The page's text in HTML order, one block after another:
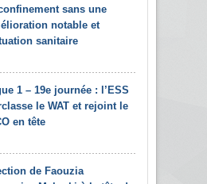
sans une
notable et
sanitaire
1 – 19e journée : l’ESS
le WAT et rejoint le
en tête
de Faouzia